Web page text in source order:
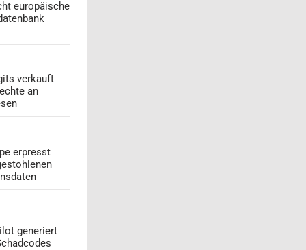
europäische
verkauft
an
erpresst
generiert